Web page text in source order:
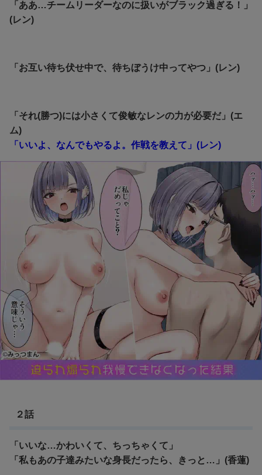
「 ああ…チームリーダーなのに扱いがブラック過ぎる！」
(レン)
「お互い待ち伏せ中で、待ちぼうけ中ってやつ」(レン)
「それ(勝つ)には小さくて俊敏なレンの力が必要だ」(エ
ム)
「いいよ、なんでもやるよ。作戦を教えて」(レン)
２話
「いいな…かわいくて、ちっちゃくて」
「私もあの子達みたいな身長だったら、きっと…」(香蓮)